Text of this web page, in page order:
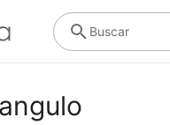
Buscar